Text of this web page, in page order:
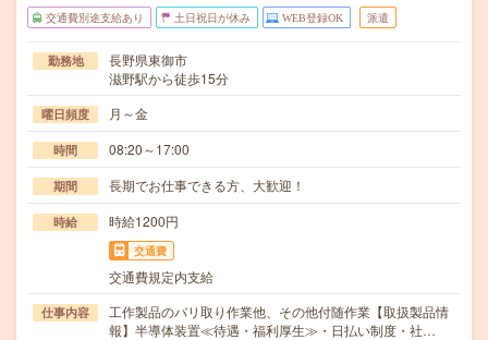
交通費別途支給あり 土日祝日が休み WEB登録OK 派遣
勤務地
長野県東御市
滋野駅から徒歩15分
曜日頻度 月～金
時間 08:20～17:00
期間 長期でお仕事できる方、大歓迎！
時給 時給1200円
交通費
交通費規定内支給
仕事内容
工作製品のバリ取り作業他、その他付随作業【取扱製品情
報】半導体装置≪待遇・福利厚生≫・日払い制度・社…